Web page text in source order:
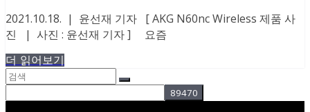
2021.10.18. | 윤선재 기자 [ AKG N60nc Wireless 제품 사
진 | 사진 : 윤선재 기자 ] 요즘
더 읽어보기